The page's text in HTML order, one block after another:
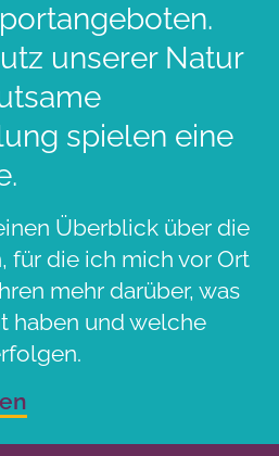
unserer Natur
spielen eine
Überblick über die
für die ich mich vor Ort
mehr darüber, was
haben und welche